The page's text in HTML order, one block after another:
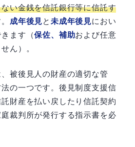
い金銭を信託銀行等に信託す
成年後見と未成年後見におい
ます（保佐、補助および任意
ん）。
被後見人の財産の適切な管
の一つです。後見制度支援信
財産を払い戻したり信託契約
裁判所が発行する指示書を必